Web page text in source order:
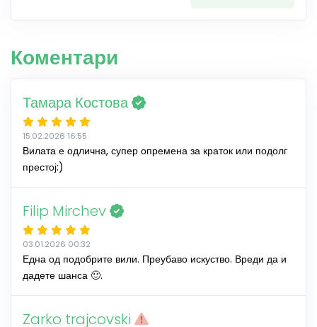
Коментари
Тамара Костова
15.02.2026 16:55
Вилата е одлична, супер опремена за краток или подолг
престој:)
Filip Mirchev
03.01.2026 00:32
Една од подобрите вили. Преубаво искуство. Вреди да и
дадете шанса 🙂.
Zarko trajcovski